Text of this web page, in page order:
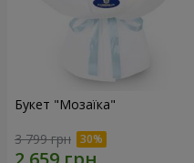
Букет "Мозаїка"
3 799 грн